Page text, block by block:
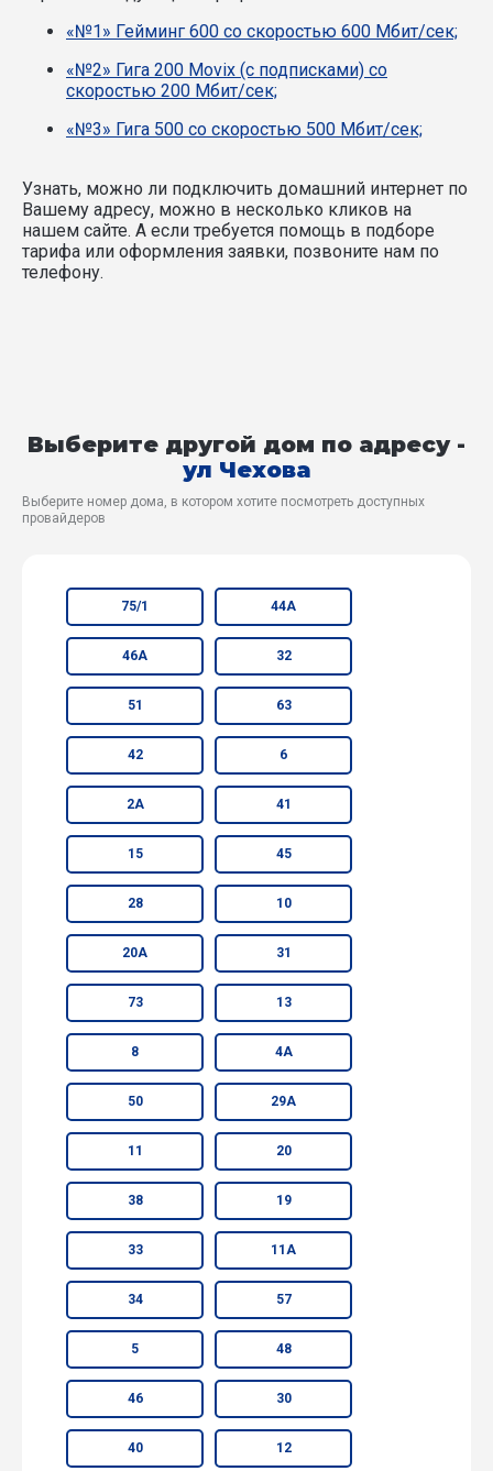
«№1» Гейминг 600 со скоростью 600 Мбит/сек;
«№2» Гига 200 Movix (с подписками) со
скоростью 200 Мбит/сек;
«№3» Гига 500 со скоростью 500 Мбит/сек;
Узнать, можно ли подключить домашний интернет по
Вашему адресу, можно в несколько кликов на
нашем сайте. А если требуется помощь в подборе
тарифа или оформления заявки, позвоните нам по
телефону.
Выберите другой дом по адресу -
ул Чехова
Выберите номер дома, в котором хотите посмотреть доступных
провайдеров
75/1 44А
46А 32
51 63
42 6
2А 41
15 45
28 10
20А 31
73 13
8 4А
50 29А
11 20
38 19
33 11А
34 57
5 48
46 30
40 12